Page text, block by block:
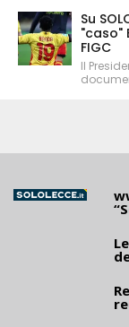
Su
"caso"
FIGC
Il